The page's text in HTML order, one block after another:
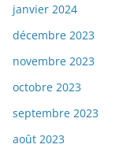
janvier 2024
décembre 2023
novembre 2023
octobre 2023
septembre 2023
août 2023